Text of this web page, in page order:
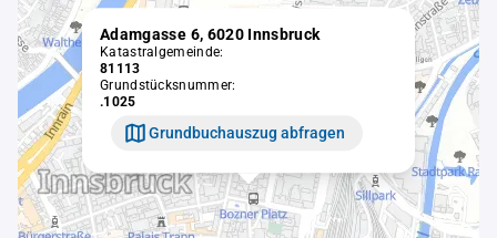
Adamgasse 6, 6020 Innsbruck
Katastralgemeinde:
81113
Grundstücksnummer:
.1025
Grundbuchauszug abfragen